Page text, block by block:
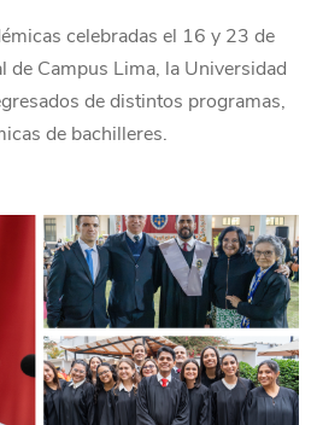
celebradas el 16 y 23 de
de Campus Lima, la Universidad
de distintos programas,
de bachilleres.